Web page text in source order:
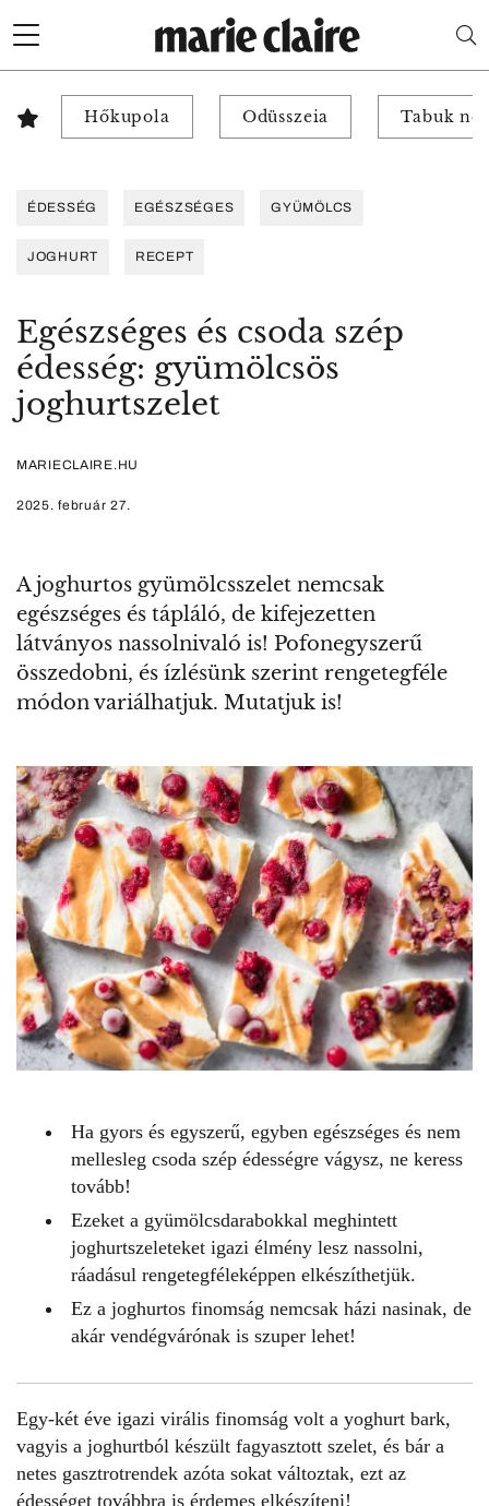
Hőkupola Odüsszeia Tabuk
ÉDESSÉG EGÉSZSÉGES GYÜMÖLCS
JOGHURT RECEPT
Egészséges és csoda szép
édesség: gyümölcsös
joghurtszelet
MARIECLAIRE.HU
2025. február 27.
A joghurtos gyümölcsszelet nemcsak
egészséges és tápláló, de kifejezetten
látványos nassolnivaló is! Pofonegyszerű
összedobni, és ízlésünk szerint rengetegféle
módon variálhatjuk. Mutatjuk is!
Ha gyors és egyszerű, egyben egészséges és nem
mellesleg csoda szép édességre vágysz, ne keress
tovább!
Ezeket a gyümölcsdarabokkal meghintett
joghurtszeleteket igazi élmény lesz nassolni,
ráadásul rengetegféleképpen elkészíthetjük.
Ez a joghurtos finomság nemcsak házi nasinak, de
akár vendégvárónak is szuper lehet!
Egy-két éve igazi virális finomság volt a yoghurt bark,
vagyis a joghurtból készült fagyasztott szelet, és bár a
netes gasztrotrendek azóta sokat változtak, ezt az
édességet továbbra is érdemes elkészíteni!